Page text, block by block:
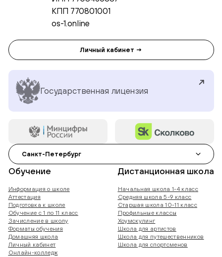
КПП 770801001
os-1.online
Личный кабинет →
Государственная лицензия
Санкт-Петербург
Обучение
Информация о школе
Аттестация
Подготовка к школе
Обучение с 1 по 11 класс
Зачисление в школу
Форматы обучения
Домашняя школа
Личный кабинет
Онлайн-колледж
Дистанционная школа
Начальная школа 1-4 класс
Средняя школа 5-9 класс
Старшая школа 10-11 класс
Профильные классы
Хоумскулинг
Школа для артистов
Школа для путешественников
Школа для спортсменов